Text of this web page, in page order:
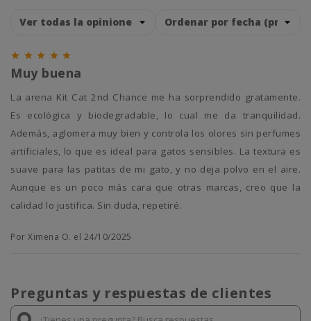
    
Muy buena
La arena Kit Cat 2nd Chance me ha sorprendido gratamente.
Es ecológica y biodegradable, lo cual me da tranquilidad.
Además, aglomera muy bien y controla los olores sin perfumes
artificiales, lo que es ideal para gatos sensibles. La textura es
suave para las patitas de mi gato, y no deja polvo en el aire.
Aunque es un poco más cara que otras marcas, creo que la
calidad lo justifica. Sin duda, repetiré.
Por Ximena O. el 24/10/2025
Preguntas y respuestas de clientes